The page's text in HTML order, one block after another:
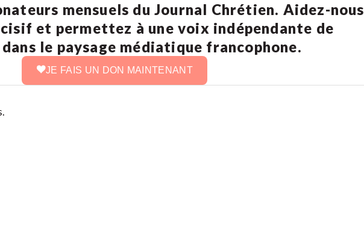
mensuels du Journal Chrétien. Aidez-nous
et permettez à une voix indépendante de
le paysage médiatique francophone.
JE FAIS UN DON MAINTENANT